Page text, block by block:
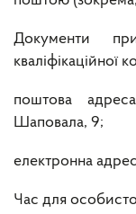
Документи
кваліфікаційної
поштова
Шаповала, 9;
електронна
Час для